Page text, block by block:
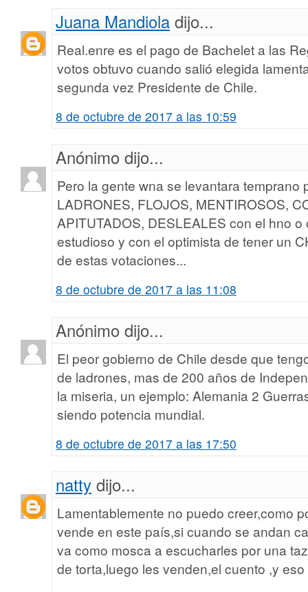
Juana Mandiola dijo...
Real.enre es el pago de Bachelet a las
votos obtuvo cuando salió elegida
segunda vez Presidente de Chile.
8 de octubre de 2017 a las 10:59
Anónimo dijo...
Pero la gente wna se levantara temprano
LADRONES, FLOJOS, MENTIROSOS,
APITUTADOS, DESLEALES con el hno
estudioso y con el optimista de tener un
de estas votaciones...
8 de octubre de 2017 a las 11:08
Anónimo dijo...
El peor gobierno de Chile desde que
de ladrones, mas de 200 años de
la miseria, un ejemplo: Alemania 2
siendo potencia mundial.
8 de octubre de 2017 a las 17:50
natty dijo...
Lamentablemente no puedo creer,como
vende en este país,si cuando se andan
va como mosca a escucharles por una
de torta,luego les venden,el cuento ,y